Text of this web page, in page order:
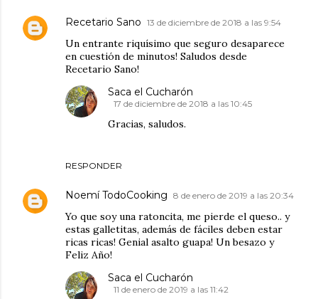
Recetario Sano 13 de diciembre de 2018 a las 9:54
Un entrante riquísimo que seguro desaparece
en cuestión de minutos! Saludos desde
Recetario Sano!
RESPONDER
Saca el Cucharón
17 de diciembre de 2018 a las 10:45
Gracias, saludos.
Noemí TodoCooking 8 de enero de 2019 a las 20:34
Yo que soy una ratoncita, me pierde el queso.. y
estas galletitas, además de fáciles deben estar
ricas ricas! Genial asalto guapa! Un besazo y
Feliz Año!
Saca el Cucharón
11 de enero de 2019 a las 11:42